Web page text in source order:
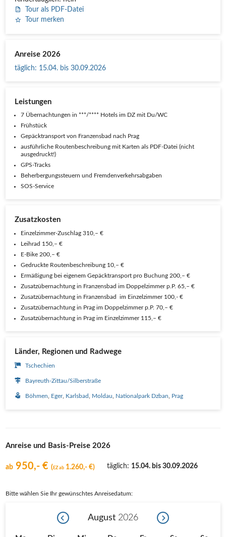
Tour als PDF-Datei
Tour merken
Anreise 2026
täglich: 15.04. bis 30.09.2026
Leistungen
7 Übernachtungen in ***/**** Hotels im DZ mit Du/WC
Frühstück
Gepäcktransport von Franzensbad nach Prag
ausführliche Routenbeschreibung mit Karten als PDF-Datei (nicht
ausgedruckt!)
GPS-Tracks
Beherbergungssteuern und Fremdenverkehrsabgaben
SOS-Service
Zusatzkosten
Einzelzimmer-Zuschlag 310,– €
Leihrad 150,– €
E-Bike 200,– €
Gedruckte Routenbeschreibung 10,– €
Ermäßigung bei eigenem Gepäcktransport pro Buchung 200,– €
Zusatzübernachtung in Franzensbad im Doppelzimmer p.P. 65,– €
Zusatzübernachtung in Franzensbad im Einzelzimmer 100,- €
Zusatzübernachtung in Prag im Doppelzimmer p.P. 70,– €
Zusatzübernachtung in Prag im Einzelzimmer 115,– €
Länder, Regionen und Radwege
Tschechien
Bayreuth-Zittau/Silberstraße
Böhmen Eger Karlsbad Moldau Nationalpark Dzban Prag
Anreise und Basis-Preise 2026
ab 950,- € (EZ ab 1.260,- €) täglich: 15.04. bis 30.09.2026
Bitte wählen Sie Ihr gewünschtes Anreisedatum:
August 2026